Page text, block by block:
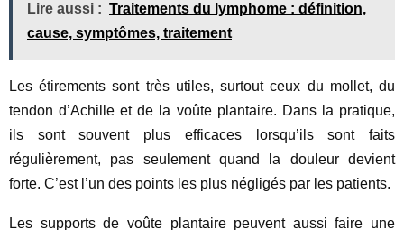
Lire aussi : Traitements du lymphome : définition,
cause, symptômes, traitement
Les étirements sont très utiles, surtout ceux du mollet, du
tendon d’Achille et de la voûte plantaire. Dans la pratique,
ils sont souvent plus efficaces lorsqu’ils sont faits
régulièrement, pas seulement quand la douleur devient
forte. C’est l’un des points les plus négligés par les patients.
Les supports de voûte plantaire peuvent aussi faire une